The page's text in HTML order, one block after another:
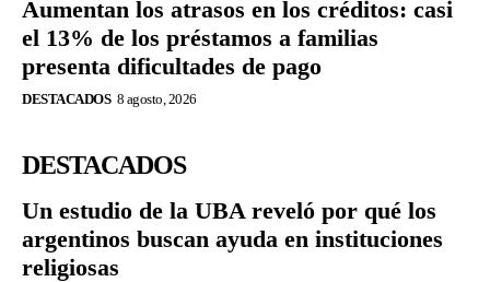
Aumentan los atrasos en los créditos: casi
el 13% de los préstamos a familias
presenta dificultades de pago
DESTACADOS 8 agosto, 2026
DESTACADOS
Un estudio de la UBA reveló por qué los
argentinos buscan ayuda en instituciones
religiosas